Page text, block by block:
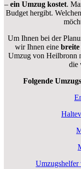
– ein Umzug kostet.
Budget hergibt.
Um Ihnen bei der
wir Ihnen eine breite
Umzug von Heilbronn
die
Folgende
Umzugshelfer